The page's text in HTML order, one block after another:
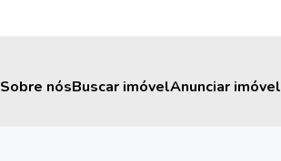
Sobre nósBuscar imóvelAnunciar imóvel